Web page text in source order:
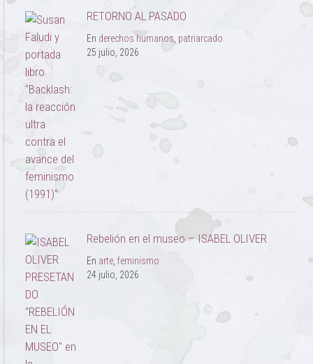
RETORNO AL PASADO
En derechos humanos patriarcado
25 julio, 2026
Rebelión en el museo – ISABEL OLIVER
En arte, feminismo
24 julio, 2026